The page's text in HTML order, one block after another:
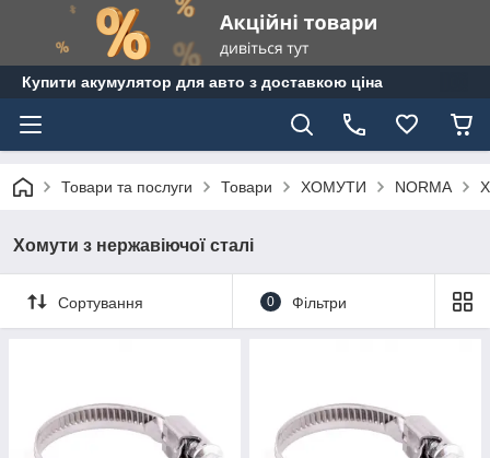
Купити акумулятор для авто з доставкою ціна
Товари та послуги Товари ХОМУТИ NORMA
Хомути з нержавіючої сталі
Сортування 0 Фільтри